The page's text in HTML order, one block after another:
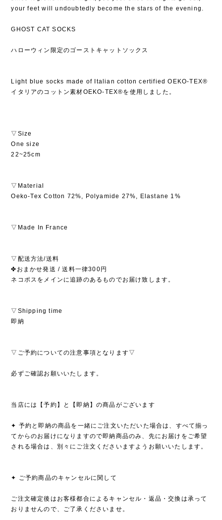
your feet will undoubtedly become the stars of the evening.
GHOST CAT SOCKS
ハローウィン限定のゴーストキャットソックス
Light blue socks made of Italian cotton certified OEKO-TEX®️
イタリアのコットン素材OEKO-TEX®️を使用しました。
▽Size
One size
22~25cm
▽Material
Oeko-Tex Cotton 72%, Polyamide 27%, Elastane 1%
▽Made In France
▽配送方法/送料
✤おまかせ発送 / 送料一律300円
ネコポスをメインに追跡のあるものでお届け致します。
▽Shipping time
即納
▽ご予約についての注意事項となります▽
必ずご確認お願いいたします。
当店には【予約】と【即納】の商品がございます
✦ 予約と即納の商品を一緒にご注文いただいた場合は、すべて揃っ
てからのお届けになりますので即納商品のみ、先にお届けをご希望
される場合は、別々にご注文くださいますようお願いいたします。
✦ ご予約商品のキャンセルに関して
ご注文確定後はお客様都合によるキャンセル・返品・交換は承って
おりませんので、ご了承くださいませ。